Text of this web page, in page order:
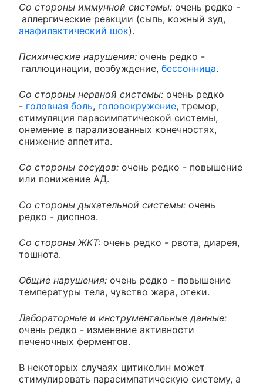
Со стороны иммунной системы: очень редко -
аллергические реакции (сыпь, кожный зуд,
анафилактический шок).
Психические нарушения: очень редко -
галлюцинации, возбуждение, бессонница.
Со стороны нервной системы: очень редко
- головная боль, головокружение, тремор,
стимуляция парасимпатической системы,
онемение в парализованных конечностях,
снижение аппетита.
Со стороны сосудов: очень редко - повышение
или понижение АД.
Со стороны дыхательной системы: очень
редко - диспноэ.
Со стороны ЖКТ: очень редко - рвота, диарея,
тошнота.
Общие нарушения: очень редко - повышение
температуры тела, чувство жара, отеки.
Лабораторные и инструментальные данные:
очень редко - изменение активности
печеночных ферментов.
В некоторых случаях цитиколин может
стимулировать парасимпатическую систему, а